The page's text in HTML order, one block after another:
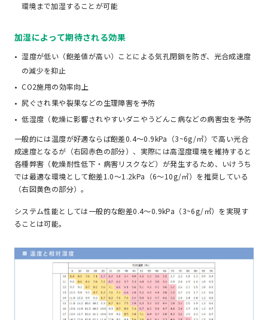
環境まで加湿することが可能
加湿によって期待される効果
湿度が低い（飽差値が高い）ことによる気孔閉鎖を防ぎ、光合成速度
の減少を抑止
CO2施用の効率向上
尻ぐされ果や裂果などの生理障害を予防
低湿度（乾燥に影響されやすいダニやうどんこ病などの病害虫を予防
一般的には温度が好適ならば飽差0.4～0.9kPa（3~6g/㎥）で高い光合
成速度となるが（右図赤色の部分）、実際には高湿度環境を維持すると
各種弊害（乾燥耐性低下・病害リスクなど）が発生するため、いけうち
では最適な環境として飽差1.0～1.2kPa（6～10g/㎥）を推奨している
（右図黄色の部分）。
システム性能としては一般的な飽差0.4～0.9kPa（3~6g/㎥）を実現す
ることは可能。